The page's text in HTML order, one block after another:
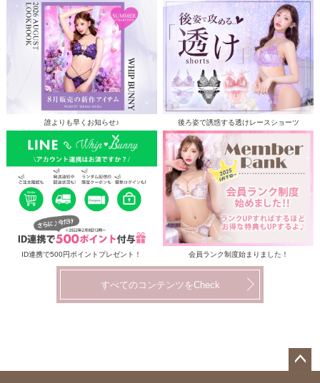
誰よりも早くお知らせ♪ 後ろ姿で誘惑する透けレースショーツ
ID連携で500円ポイントプレゼント！ 会員ランク制度始まりました！
すべてのコンテンツをCheck